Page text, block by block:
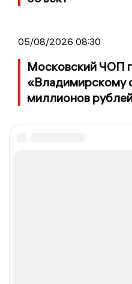
05/08/2026 08:30
Московский ЧОП
«Владимирскому
миллионов